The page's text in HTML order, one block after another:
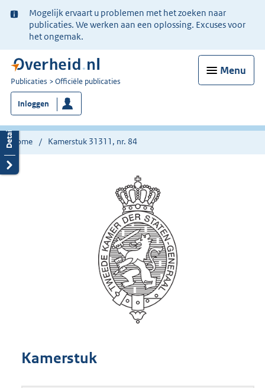
Ter
informatie:
Mogelijk ervaart u problemen met het zoeken naar
publicaties. We werken aan een oplossing. Excuses voor
het ongemak.
Menu
U
bent
nu
hier:
Publicaties Officiële publicaties
Inloggen
Home Kamerstuk 31311, nr. 84
Kamerstuk